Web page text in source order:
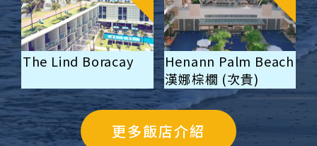
The Lind Boracay
Henann Palm Beach
漢娜棕櫚 (次貴)
更多飯店介紹